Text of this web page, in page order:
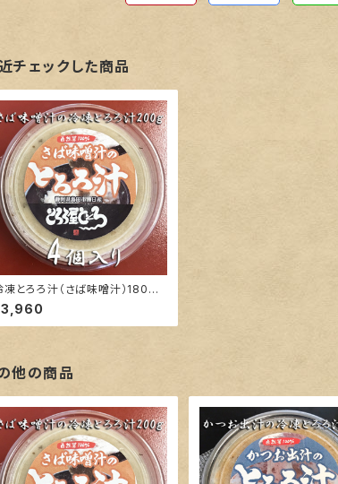
チェックした商品
凍とろろ汁（さば味噌汁）180ｇ×
入り
他の商品